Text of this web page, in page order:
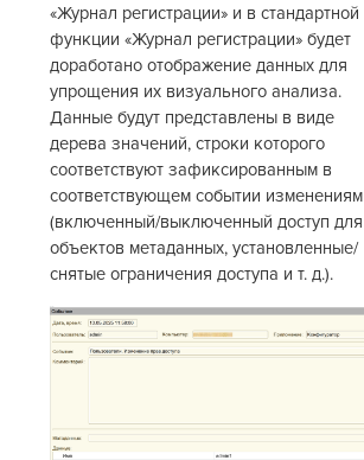
«Журнал регистрации» и в стандартной
функции «Журнал регистрации» будет
доработано отображение данных для
упрощения их визуального анализа.
Данные будут представлены в виде
дерева значений, строки которого
соответствуют зафиксированным в
соответствующем событии изменениям
(включенный/выключенный доступ для
объектов метаданных, установленные/
снятые ограничения доступа и т. д.).